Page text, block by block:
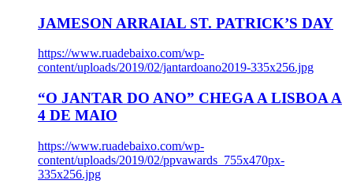
JAMESON ARRAIAL ST. PATRICK’S DAY
https://www.ruadebaixo.com/wp-
content/uploads/2019/02/jantardoano2019-335x256.jpg
“O JANTAR DO ANO” CHEGA A LISBOA A
4 DE MAIO
https://www.ruadebaixo.com/wp-
content/uploads/2019/02/ppvawards_755x470px-
335x256.jpg